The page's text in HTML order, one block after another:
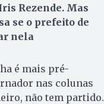
Rezende. Mas
se o prefeito de
nela
é mais pré-
nas colunas
não tem partido.